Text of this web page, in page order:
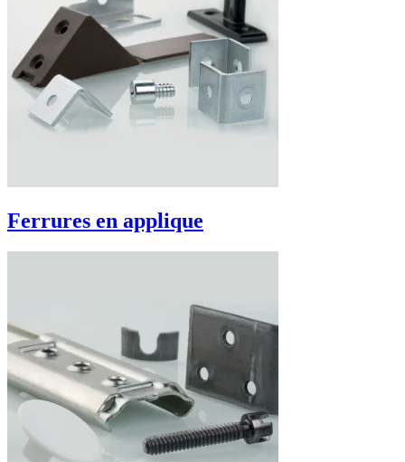
Ferrures en applique